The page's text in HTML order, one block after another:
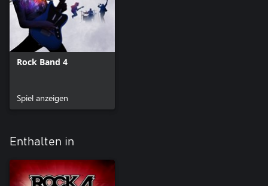
Rock Band 4
Spiel anzeigen
Enthalten in